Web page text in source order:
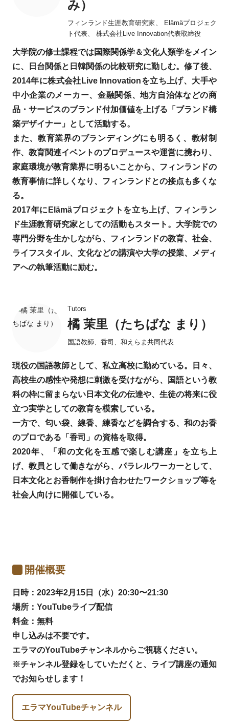
み）
フィンランド生涯教育研究家、 Elämäプロジェク
ト代表、 株式会社Live Innovation代表取締役
大学院の修士課程では国際関係学＆文化人類学をメイン
に、日台関係と日韓関係の比較研究に勤しむ。修了後、
2014年に株式会社Live Innovationを立ち上げ、大手や
中小企業のメーカー、金融関係、地方自治体などの商
品・サービスのブランド付加価値を上げる「ブランド構
築デザイナー」として活動する。
また、教育業界のブランディングにも明るく、教材制
作、教育関連イベントのプロデュースや運営に携わり、
家庭環境が教育業界に明るいことから、フィンランドの
教育事情に詳しくなり、フィンランドとの接点も多くな
る。
2017年にElämäプロジェクトを立ち上げ、フィンラン
ド生涯教育研究家としての活動もスタート。大学院での
専門分野を生かしながら、フィンランドの教育、社会、
ライフスタイル、文化などの講演や大学の授業、メディ
アへの執筆活動に励む。
Tutors
橘 茉里（たちばな まり）
国語教師、香司、和えらま共同代表
現役の国語教師として、私立高校に勤めている。日々、
高校生の感性や発想に刺激を受けながら、国語という教
科の枠に留まらない日本文化の伝達や、生徒の将来に役
立つ実学としての教育を模索している。
一方で、匂い袋、線香、練香などを調合する、和のお香
のプロである「香司」の資格を取得。
2020年、「和の文化を五感で楽しむ講座」を立ち上
げ、教員として働きながら、パラレルワーカーとして、
日本文化とお香制作を掛け合わせたワークショップ等を
社会人向けに開催している。
エラマYouTubeチャンネル
開催概要
日時：2023年2月15日（水）20:30〜21:30
場所：YouTubeライブ配信
料金：無料
申し込みは不要です。
エラマのYouTubeチャンネルからご視聴ください。
※チャンネル登録をしていただくと、ライブ講座の通知
でお知らせします！